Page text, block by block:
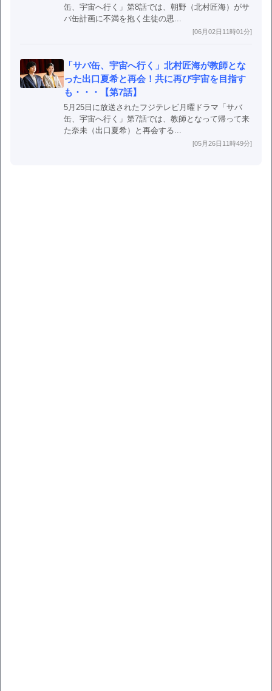
缶、宇宙へ行く」第8話では、朝野（北村匠海）がサ
バ缶計画に不満を抱く生徒の思...
[06月02日11時01分]
「サバ缶、宇宙へ行く」北村匠海が教師とな
った出口夏希と再会！共に再び宇宙を目指す
も・・・【第7話】
5月25日に放送されたフジテレビ月曜ドラマ「サバ
缶、宇宙へ行く」第7話では、教師となって帰って来
た奈未（出口夏希）と再会する...
[05月26日11時49分]